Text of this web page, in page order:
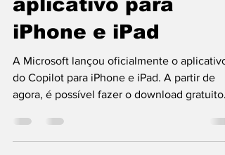
Microsoft ganha
aplicativo para
iPhone e iPad
A Microsoft lançou oficialmente o aplicativo
do Copilot para iPhone e iPad. A partir de